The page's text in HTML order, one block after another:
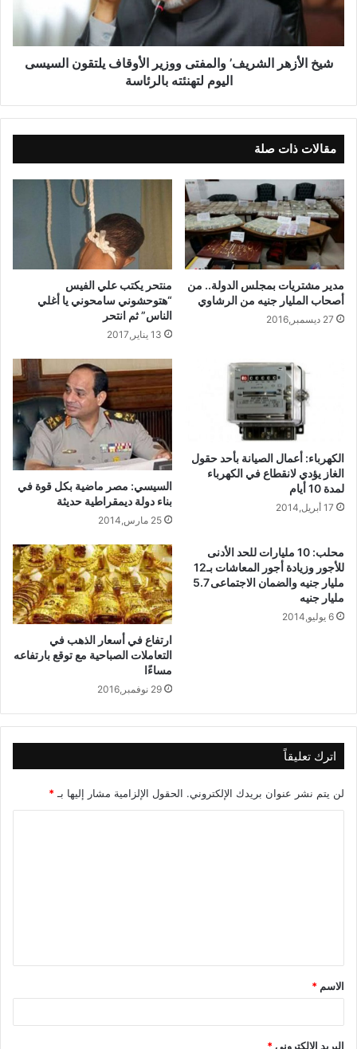
شيخ الأزهر الشريف’ والمفتى ووزير الأوقاف يلتقون السيسى
اليوم لتهنئته بالرئاسة
مقالات ذات صلة
مدير مشتريات بمجلس الدولة.. من
أصحاب المليار جنيه من الرشاوي
27 ديسمبر,2016
منتحر يكتب علي الفيس
“هتوحشوني سامحوني يا أغلي
الناس” ثم انتحر
13 يناير,2017
الكهرباء: أعمال الصيانة بأحد حقول
الغاز يؤدي لانقطاع في الكهرباء
لمدة 10 أيام
17 أبريل,2014
السيسي: مصر ماضية بكل قوة في
بناء دولة ديمقراطية حديثة
25 مارس,2014
محلب: 10 مليارات للحد الأدنى
للأجور وزيادة أجور المعاشات بـ12
مليار جنيه والضمان الاجتماعى 5.7
مليار جنيه
6 يوليو,2014
ارتفاع في أسعار الذهب في
التعاملات الصباحية مع توقع بارتفاعه
مساءًا
29 نوفمبر,2016
اترك تعليقاً
لن يتم نشر عنوان بريدك الإلكتروني. الحقول الإلزامية مشار إليها بـ *
ق
*
الاسم *
البريد الإلكتروني*